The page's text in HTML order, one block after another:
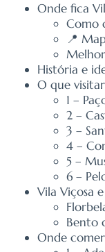
Onde fica
Como
📍
História e
O que
1 –
2 –
3 –
4 –
5 –
6 –
Vila Viçosa
Bento
Onde